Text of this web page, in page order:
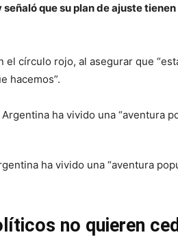
señaló que su plan de ajuste
círculo rojo, al asegurar que
hacemos”.
ha vivido una “aventura
no quieren